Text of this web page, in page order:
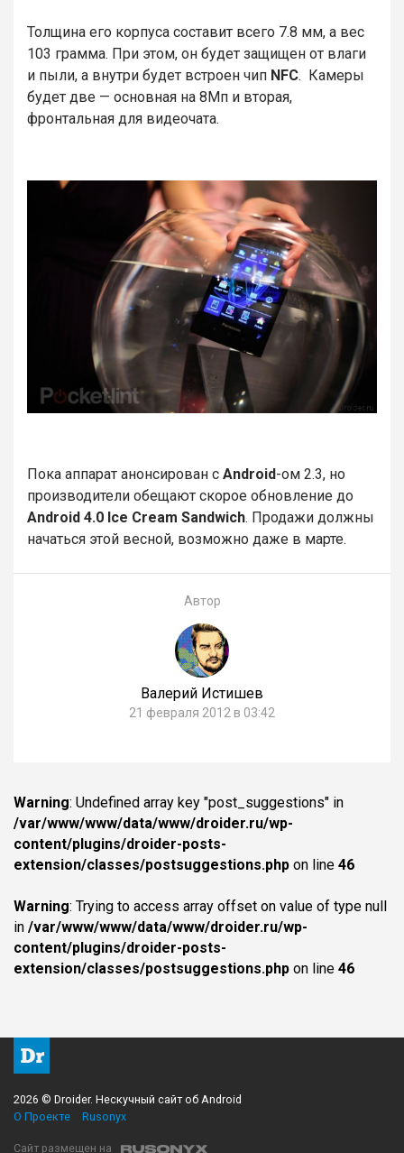
Толщина его корпуса составит всего 7.8 мм, а вес
103 грамма. При этом, он будет защищен от влаги
и пыли, а внутри будет встроен чип NFC. Камеры
будет две — основная на 8Мп и вторая,
фронтальная для видеочата.
Пока аппарат анонсирован с Android-ом 2.3, но
производители обещают скорое обновление до
Android 4.0 Ice Cream Sandwich. Продажи должны
начаться этой весной, возможно даже в марте.
Автор
Валерий Истишев
21 февраля 2012 в 03:42
Warning: Undefined array key "post_suggestions" in
/var/www/www/data/www/droider.ru/wp-
content/plugins/droider-posts-
extension/classes/postsuggestions.php on line 46
Warning: Trying to access array offset on value of type null
in /var/www/www/data/www/droider.ru/wp-
content/plugins/droider-posts-
extension/classes/postsuggestions.php on line 46
2026 © Droider. Нескучный сайт об Android
О Проекте
Rusonyx
Сайт размещен на